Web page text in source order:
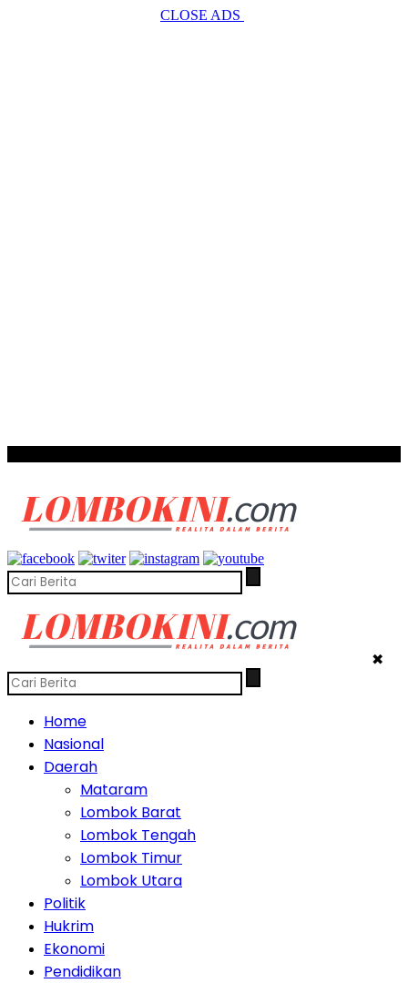
CLOSE ADS
✖
Home
Nasional
Daerah
Mataram
Lombok Barat
Lombok Tengah
Lombok Timur
Lombok Utara
Politik
Hukrim
Ekonomi
Pendidikan